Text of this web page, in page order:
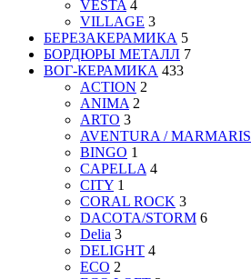
VESTA 4
VILLAGE 3
БЕРЕЗАКЕРАМИКА 5
БОРДЮРЫ МЕТАЛЛ 7
ВОГ-КЕРАМИКА 433
ACTION 2
ANIMA 2
ARTO 3
AVENTURA / MARMARIS
BINGO 1
CAPELLA 4
CITY 1
CORAL ROCK 3
DACOTA/STORM 6
Delia 3
DELIGHT 4
ECO 2